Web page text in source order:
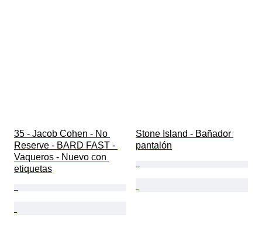
35 - Jacob Cohen - No
Reserve - BARD FAST -
Vaqueros - Nuevo con
etiquetas
Stone Island - Bañador
pantalón